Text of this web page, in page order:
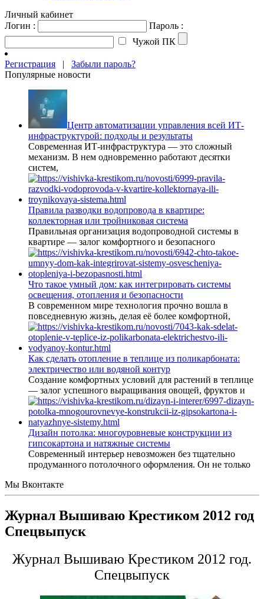
Личный кабинет
Логин :
Пароль :
Чужой ПК
Регистрация | Забыли пароль?
Популярные новости
Центр автоматизации управления всей ИТ-
инфраструктурой: подходы и результаты
Современная ИТ-инфраструктура — это сложный
механизм. В нем одновременно работают десятки
систем,
Правила разводки водопровода в квартире:
коллекторная или тройниковая система
Правильная организация водопроводной системы в
квартире — залог комфортного и безопасного
Что такое умный дом: как интегрировать системы
освещения, отопления и безопасности
В современном мире технология прочно вошла в
повседневную жизнь, делая её более комфортной,
Как сделать отопление в теплице из поликарбоната:
электричество или водяной контур
Создание комфортных условий для растений в теплице
— залог успешного выращивания овощей, фруктов и
Дизайн потолка: многоуровневые конструкции из
гипсокартона и натяжные системы
Современный интерьер невозможен без тщательно
продуманного потолочного оформления. Он не только
Мы Вконтакте
Журнал Вышиваю Крестиком 2012 год
Спецвыпуск
Журнал Вышиваю Крестиком 2012 год.
Спецвыпуск